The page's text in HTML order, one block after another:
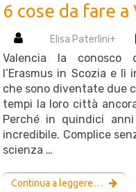
6 cose da fare
Elisa Paterlini+
Valencia la conosco
l’Erasmus in Scozia e
che sono diventate due
tempi la loro città
Perché in quindici
incredibile. Complice
scienza …
Continua a leggere…